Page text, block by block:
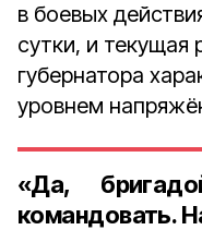
в боевых
сутки, и текущая
губернатора
уровнем
«Да,
командовать.